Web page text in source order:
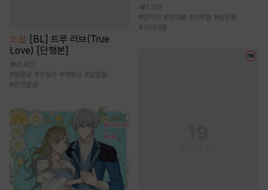
소설 [BL] 트루 러브(True
Love) [단행본]
6.8만
#절륜공 #까칠수 # 재벌공 #삽질물
#존댓말공
1.3만
#먼치킨 #빙의물 #신무협 #성장물
#사이다물